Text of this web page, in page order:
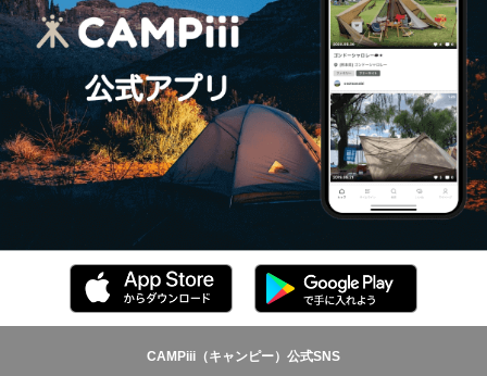
CAMPiii（キャンピー）公式SNS